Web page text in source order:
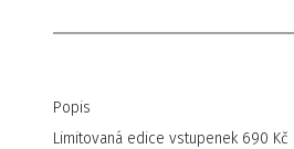
Popis
Limitovaná edice vstupenek 690 Kč